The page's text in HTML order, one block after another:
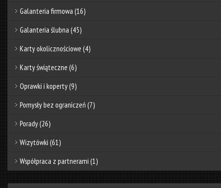
Galanteria firmowa (16)
Galanteria ślubna (45)
Karty okolicznościowe (4)
Karty świąteczne (6)
Oprawki i koperty(9)
Pomysły bez ograniczeń (7)
Porady(26)
Wizytówki (61)
Współpraca z partnerami (1)